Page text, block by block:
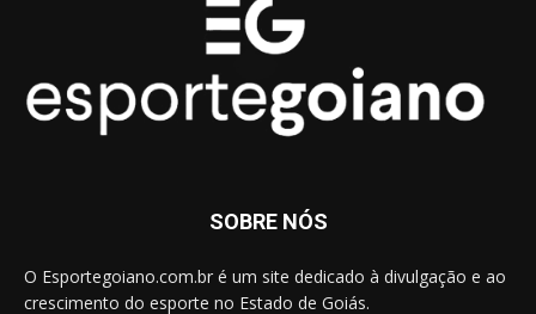
SOBRE NÓS
O Esportegoiano.com.br é um site dedicado à divulgação e ao
crescimento do esporte no Estado de Goiás.